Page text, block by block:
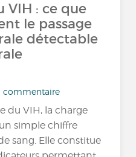
VIH : ce que
le passage
détectable
commentaire
du VIH, la charge
simple chiffre
sang. Elle constitue